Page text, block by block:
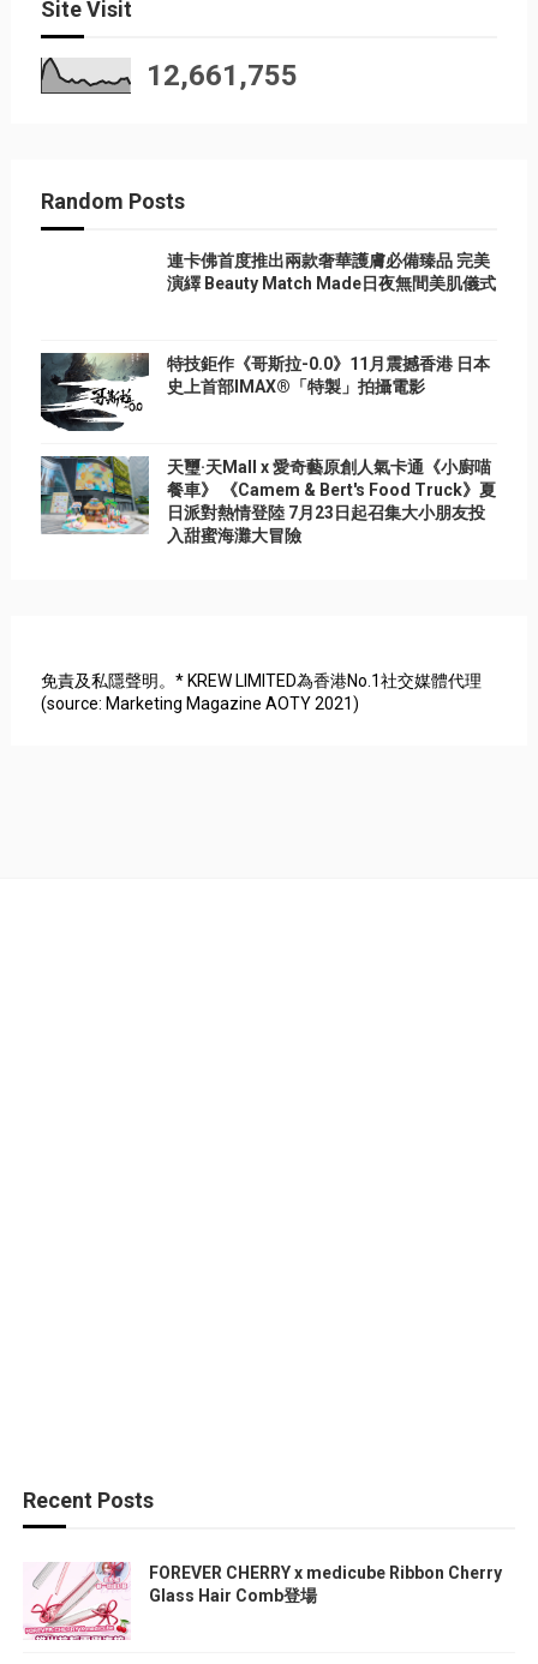
Site Visit
12,661,755
Random Posts
連卡佛首度推出兩款奢華護膚必備臻品 完美
演繹 Beauty Match Made日夜無間美肌儀式
特技鉅作《哥斯拉-0.0》11月震撼香港 日本
史上首部IMAX®「特製」拍攝電影
天璽·天Mall x 愛奇藝原創人氣卡通《小廚喵
餐車》 《Camem & Bert's Food Truck》夏
日派對熱情登陸 7月23日起召集大小朋友投
入甜蜜海灘大冒險
免責及私隱聲明。* KREW LIMITED為香港No.1社交媒體代理
(source: Marketing Magazine AOTY 2021)
Recent Posts
FOREVER CHERRY x medicube Ribbon Cherry
Glass Hair Comb登場